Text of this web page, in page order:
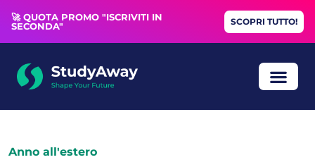
🚀 QUOTA PROMO "ISCRIVITI IN
SECONDA"
SCOPRI TUTTO!
Anno all'estero